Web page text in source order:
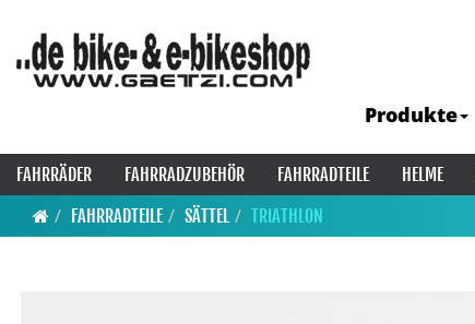
Produkte
FAHRRÄDER FAHRRADZUBEHÖR FAHRRADTEILE HELME
FAHRRADTEILE
SÄTTEL TRIATHLON